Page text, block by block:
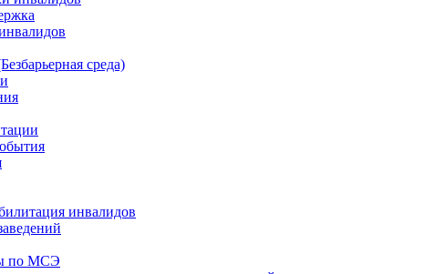
среда)
инвалидов
по МСЭ